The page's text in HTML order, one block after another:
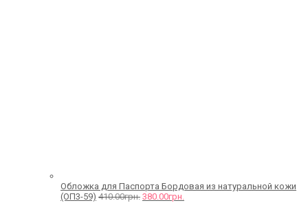
Обложка для Паспорта Бордовая из натуральной кожи
(ОП3-59) 410.00грн. 380.00грн.